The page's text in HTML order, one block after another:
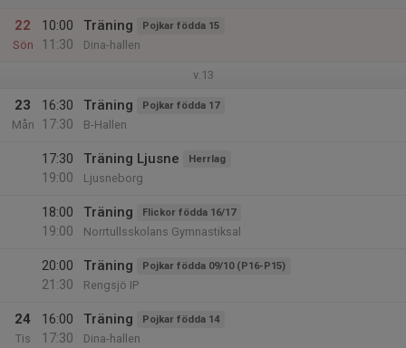
22
Sön
10:00
11:30
Träning Pojkar födda 15
Dina-hallen
v.13
23
Mån
16:30
17:30
Träning Pojkar födda 17
B-Hallen
17:30
19:00
Träning Ljusne Herrlag
Ljusneborg
18:00
19:00
Träning Flickor födda 16/17
Norrtullsskolans Gymnastiksal
20:00
21:30
Träning Pojkar födda 09/10 (P16-P15)
Rengsjö IP
24
Tis
16:00
17:30
Träning Pojkar födda 14
Dina-hallen